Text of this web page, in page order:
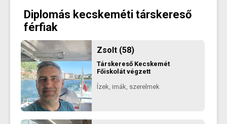
normális férfiak! De ők már tudják,
mit nem kérnek! Érett, őszinte
Diplomás kecskeméti társkereső
férfiak
Zsolt (58)
Társkereső Kecskemét
Főiskolát végzett
Ízek, imák, szerelmek